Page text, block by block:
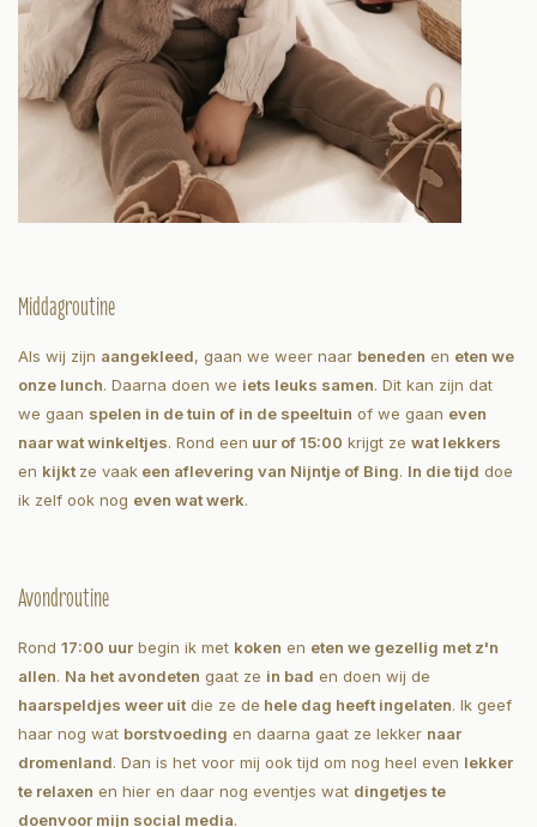
Middagroutine
Als wij zijn aangekleed, gaan we weer naar beneden en eten we
onze lunch. Daarna doen we iets leuks samen. Dit kan zijn dat
we gaan spelen in de tuin of in de speeltuin of we gaan even
naar wat winkeltjes. Rond een uur of 15:00 krijgt ze wat lekkers
en kijkt ze vaak een aflevering van Nijntje of Bing. In die tijd doe
ik zelf ook nog even wat werk.
Avondroutine
Rond 17:00 uur begin ik met koken en eten we gezellig met z'n
allen. Na het avondeten gaat ze in bad en doen wij de
haarspeldjes weer uit die ze de hele dag heeft ingelaten. Ik geef
haar nog wat borstvoeding en daarna gaat ze lekker naar
dromenland. Dan is het voor mij ook tijd om nog heel even lekker
te relaxen en hier en daar nog eventjes wat dingetjes te
doenvoor mijn social media.